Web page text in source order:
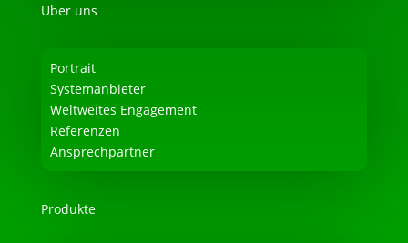
Über uns
Portrait
Systemanbieter
Weltweites Engagement
Referenzen
Ansprechpartner
Produkte